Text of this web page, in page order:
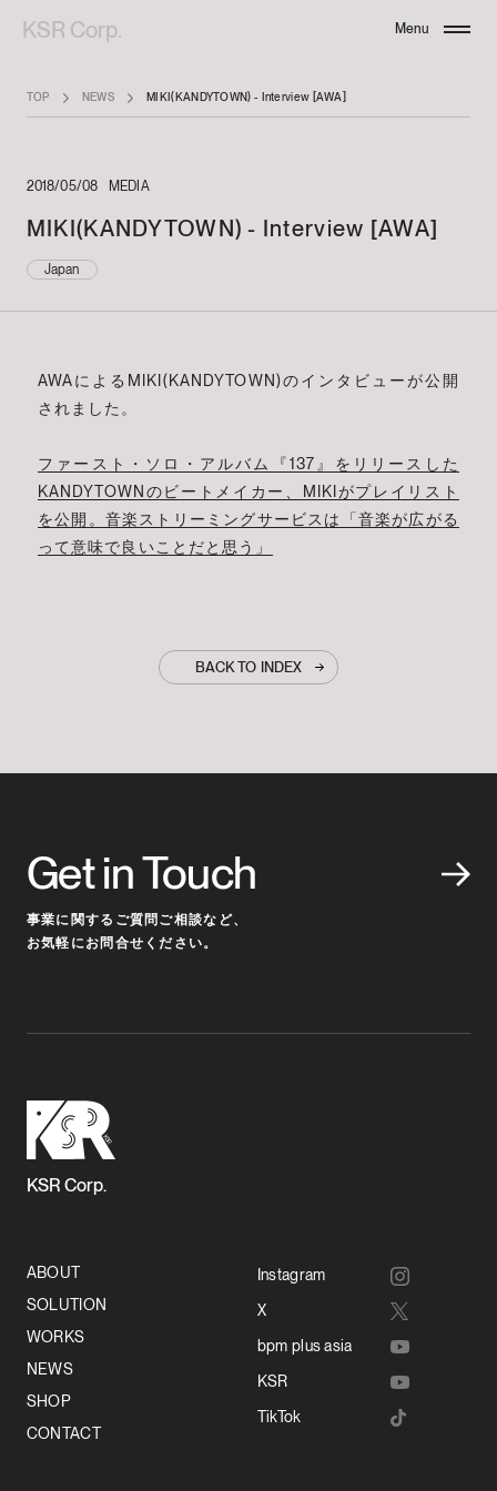
KSR Corp. Menu
TOP NEWS MIKI(KANDYTOWN) - Interview [AWA]
2018/05/08 MEDIA
MIKI(KANDYTOWN) - Interview [AWA]
Japan
AWAによるMIKI(KANDYTOWN)のインタビューが公開
されました。
ファースト・ソロ・アルバム『137』をリリースした
KANDYTOWNのビートメイカー、MIKIがプレイリスト
を公開。音楽ストリーミングサービスは「音楽が広がる
って意味で良いことだと思う」
BACK TO INDEX
Get in Touch
事業に関するご質問ご相談など、
お気軽にお問合せください。
KSR Corp.
ABOUT
SOLUTION
WORKS
NEWS
SHOP
CONTACT
Instagram
X
bpm plus asia
KSR
TikTok